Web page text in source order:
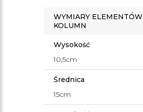
WYMIARY ELEMENTÓW
KOLUMN
Wysokość
10,5cm
Średnica
15cm